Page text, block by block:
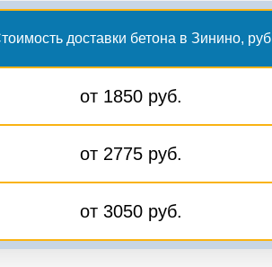
доставки бетона в Зинино, руб
от 1850 руб.
от 2775 руб.
от 3050 руб.